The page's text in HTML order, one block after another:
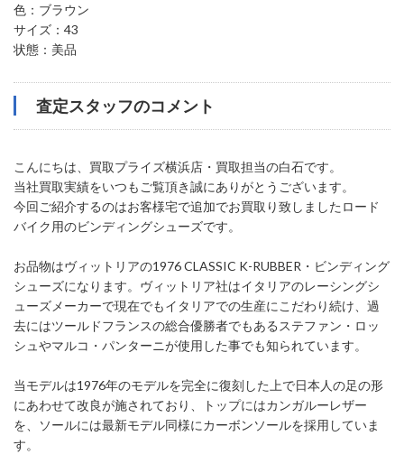
色：ブラウン
サイズ：43
状態：美品
査定スタッフのコメント
こんにちは、買取プライズ横浜店・買取担当の白石です。
当社買取実績をいつもご覧頂き誠にありがとうございます。
今回ご紹介するのはお客様宅で追加でお買取り致しましたロード
バイク用のビンディングシューズです。
お品物はヴィットリアの1976 CLASSIC K-RUBBER・ビンディング
シューズになります。ヴィットリア社はイタリアのレーシングシ
ューズメーカーで現在でもイタリアでの生産にこだわり続け、過
去にはツールドフランスの総合優勝者でもあるステファン・ロッ
シュやマルコ・パンターニが使用した事でも知られています。
当モデルは1976年のモデルを完全に復刻した上で日本人の足の形
にあわせて改良が施されており、トップにはカンガルーレザー
を、ソールには最新モデル同様にカーボンソールを採用していま
す。